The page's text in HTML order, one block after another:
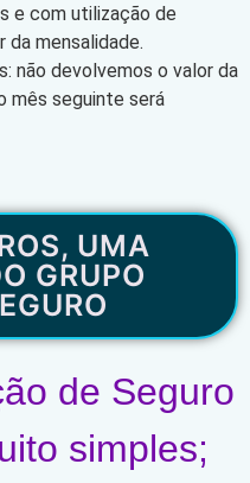
e com utilização de
da mensalidade.
não devolvemos o valor da
mês seguinte será
UMA
GRUPO
de Seguro
simples;